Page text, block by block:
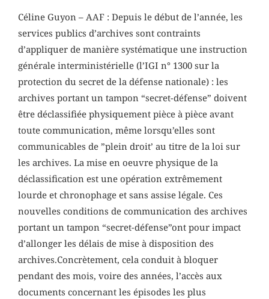
Céline Guyon – AAF : Depuis le début de l’année, les
services publics d’archives sont contraints
d’appliquer de manière systématique une instruction
générale interministérielle (l’IGI n° 1300 sur la
protection du secret de la défense nationale) : les
archives portant un tampon “secret-défense” doivent
être déclassifiée physiquement pièce à pièce avant
toute communication, même lorsqu’elles sont
communicables de ”plein droit’ au titre de la loi sur
les archives. La mise en oeuvre physique de la
déclassification est une opération extrêmement
lourde et chronophage et sans assise légale. Ces
nouvelles conditions de communication des archives
portant un tampon “secret-défense”ont pour impact
d’allonger les délais de mise à disposition des
archives.Concrètement, cela conduit à bloquer
pendant des mois, voire des années, l’accès aux
documents concernant les épisodes les plus